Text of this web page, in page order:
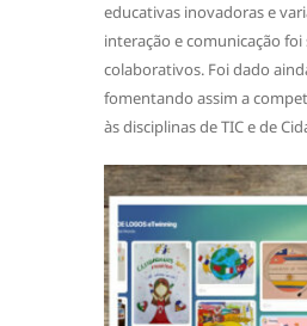
educativas inovadoras e
interação e comunicação
colaborativos. Foi dado
fomentando assim a
às disciplinas de TIC e de